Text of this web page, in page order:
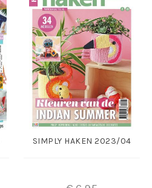
SIMPLY HAKEN 2023/04